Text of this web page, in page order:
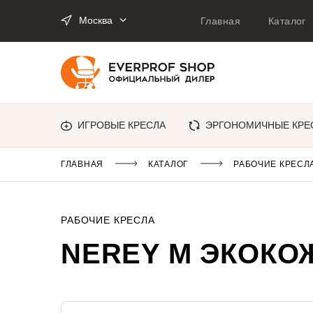
Москва Главная Каталог
ИГРОВЫЕ КРЕСЛА ЭРГОНОМИЧНЫЕ
ГЛАВНАЯ КАТАЛОГ РАБОЧИЕ
РАБОЧИЕ КРЕСЛА
NEREY M